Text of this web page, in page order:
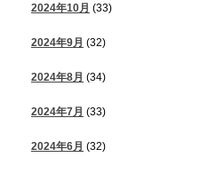
2024年10月 (33)
2024年9月 (32)
2024年8月 (34)
2024年7月 (33)
2024年6月 (32)